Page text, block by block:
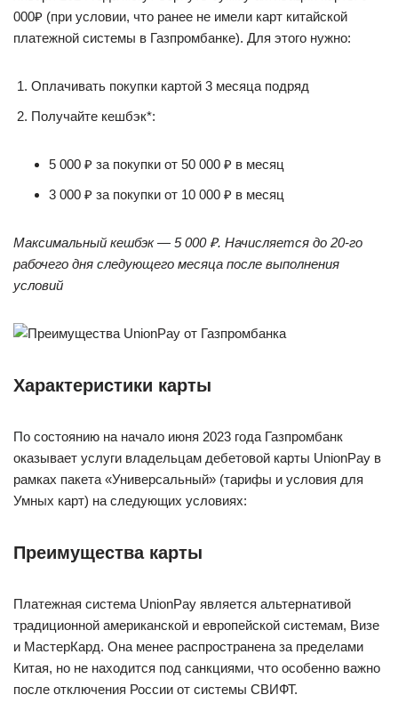
000₽ (при условии, что ранее не имели карт китайской
платежной системы в Газпромбанке). Для этого нужно:
Оплачивать покупки картой 3 месяца подряд
Получайте кешбэк*:
5 000 ₽ за покупки от 50 000 ₽ в месяц
3 000 ₽ за покупки от 10 000 ₽ в месяц
Максимальный кешбэк — 5 000 ₽. Начисляется до 20-го
рабочего дня следующего месяца после выполнения
условий
Характеристики карты
По состоянию на начало июня 2023 года Газпромбанк
оказывает услуги владельцам дебетовой карты UnionPay в
рамках пакета «Универсальный» (тарифы и условия для
Умных карт) на следующих условиях:
Преимущества карты
Платежная система UnionPay является альтернативой
традиционной американской и европейской системам, Визе
и МастерКард. Она менее распространена за пределами
Китая, но не находится под санкциями, что особенно важно
после отключения России от системы СВИФТ.